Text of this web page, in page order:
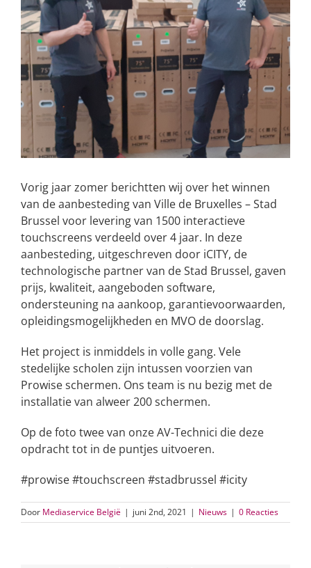
Vorig jaar zomer berichtten wij over het winnen
van de aanbesteding van Ville de Bruxelles – Stad
Brussel voor levering van 1500 interactieve
touchscreens verdeeld over 4 jaar. In deze
aanbesteding, uitgeschreven door iCITY, de
technologische partner van de Stad Brussel, gaven
prijs, kwaliteit, aangeboden software,
ondersteuning na aankoop, garantievoorwaarden,
opleidingsmogelijkheden en MVO de doorslag.
Het project is inmiddels in volle gang. Vele
stedelijke scholen zijn intussen voorzien van
Prowise schermen. Ons team is nu bezig met de
installatie van alweer 200 schermen.
Op de foto twee van onze AV-Technici die deze
opdracht tot in de puntjes uitvoeren.
#prowise #touchscreen #stadbrussel #icity
Door Mediaservice België | juni 2nd, 2021 | Nieuws | 0 Reacties